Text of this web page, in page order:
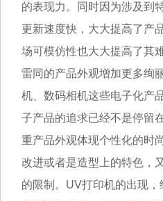
的表现力。同时因为涉及到
更新速度快，大大提高了产
场可模仿性也大大提高了其
雷同的产品外观增加更多绚
机、数码相机这些电子化产
子产品的追求已经不是停留
重产品外观体现个性化的时
改进或者是造型上的特色，
的限制。UV打印机的出现